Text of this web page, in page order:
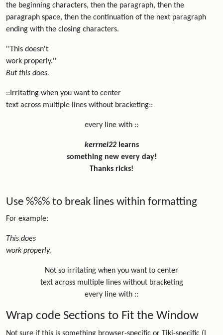
the beginning characters, then the paragraph, then the
paragraph space, then the continuation of the next paragraph
ending with the closing characters.
''This doesn't
work properly.''
But this does.
::Irritating when you want to center
text across multiple lines without bracketing::
every line with ::
kerrnel22learns
something new every day!
Thanks ricks!
Use %%% to break lines within formatting
For example:
This does
work properly.
Not so irritating when you want to center
text across multiple lines without bracketing
every line with ::
Wrap code Sections to Fit the Window